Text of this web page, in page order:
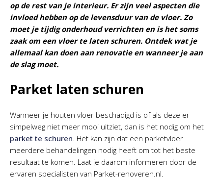
op de rest van je interieur. Er zijn veel aspecten die
invloed hebben op de levensduur van de vloer. Zo
moet je tijdig onderhoud verrichten en is het soms
zaak om een vloer te laten schuren. Ontdek wat je
allemaal kan doen aan renovatie en wanneer je aan
de slag moet.
Parket laten schuren
Wanneer je houten vloer beschadigd is of als deze er
simpelweg niet meer mooi uitziet, dan is het nodig om het
parket te schuren. Het kan zijn dat een parketvloer
meerdere behandelingen nodig heeft om tot het beste
resultaat te komen. Laat je daarom informeren door de
ervaren specialisten van Parket-renoveren.nl.